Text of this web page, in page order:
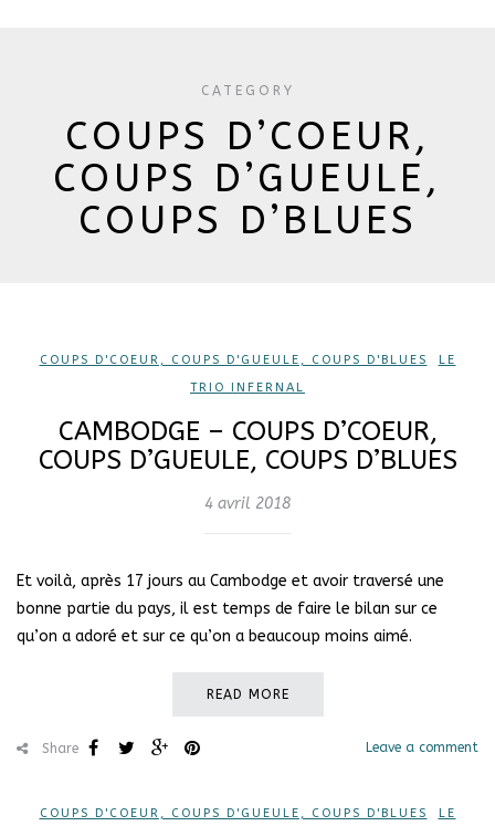
CATEGORY
COUPS D’COEUR,
COUPS D’GUEULE,
COUPS D’BLUES
COUPS D'COEUR, COUPS D'GUEULE, COUPS D'BLUES
LE
TRIO INFERNAL
CAMBODGE – COUPS D’COEUR,
COUPS D’GUEULE, COUPS D’BLUES
4 avril 2018
Et voilà, après 17 jours au Cambodge et avoir traversé une
bonne partie du pays, il est temps de faire le bilan sur ce
qu’on a adoré et sur ce qu’on a beaucoup moins aimé.
READ MORE
Leave a comment
Share
COUPS D'COEUR, COUPS D'GUEULE, COUPS D'BLUES
LE